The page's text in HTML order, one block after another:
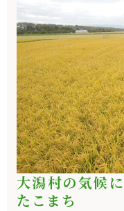
大潟村の気候
たこまち